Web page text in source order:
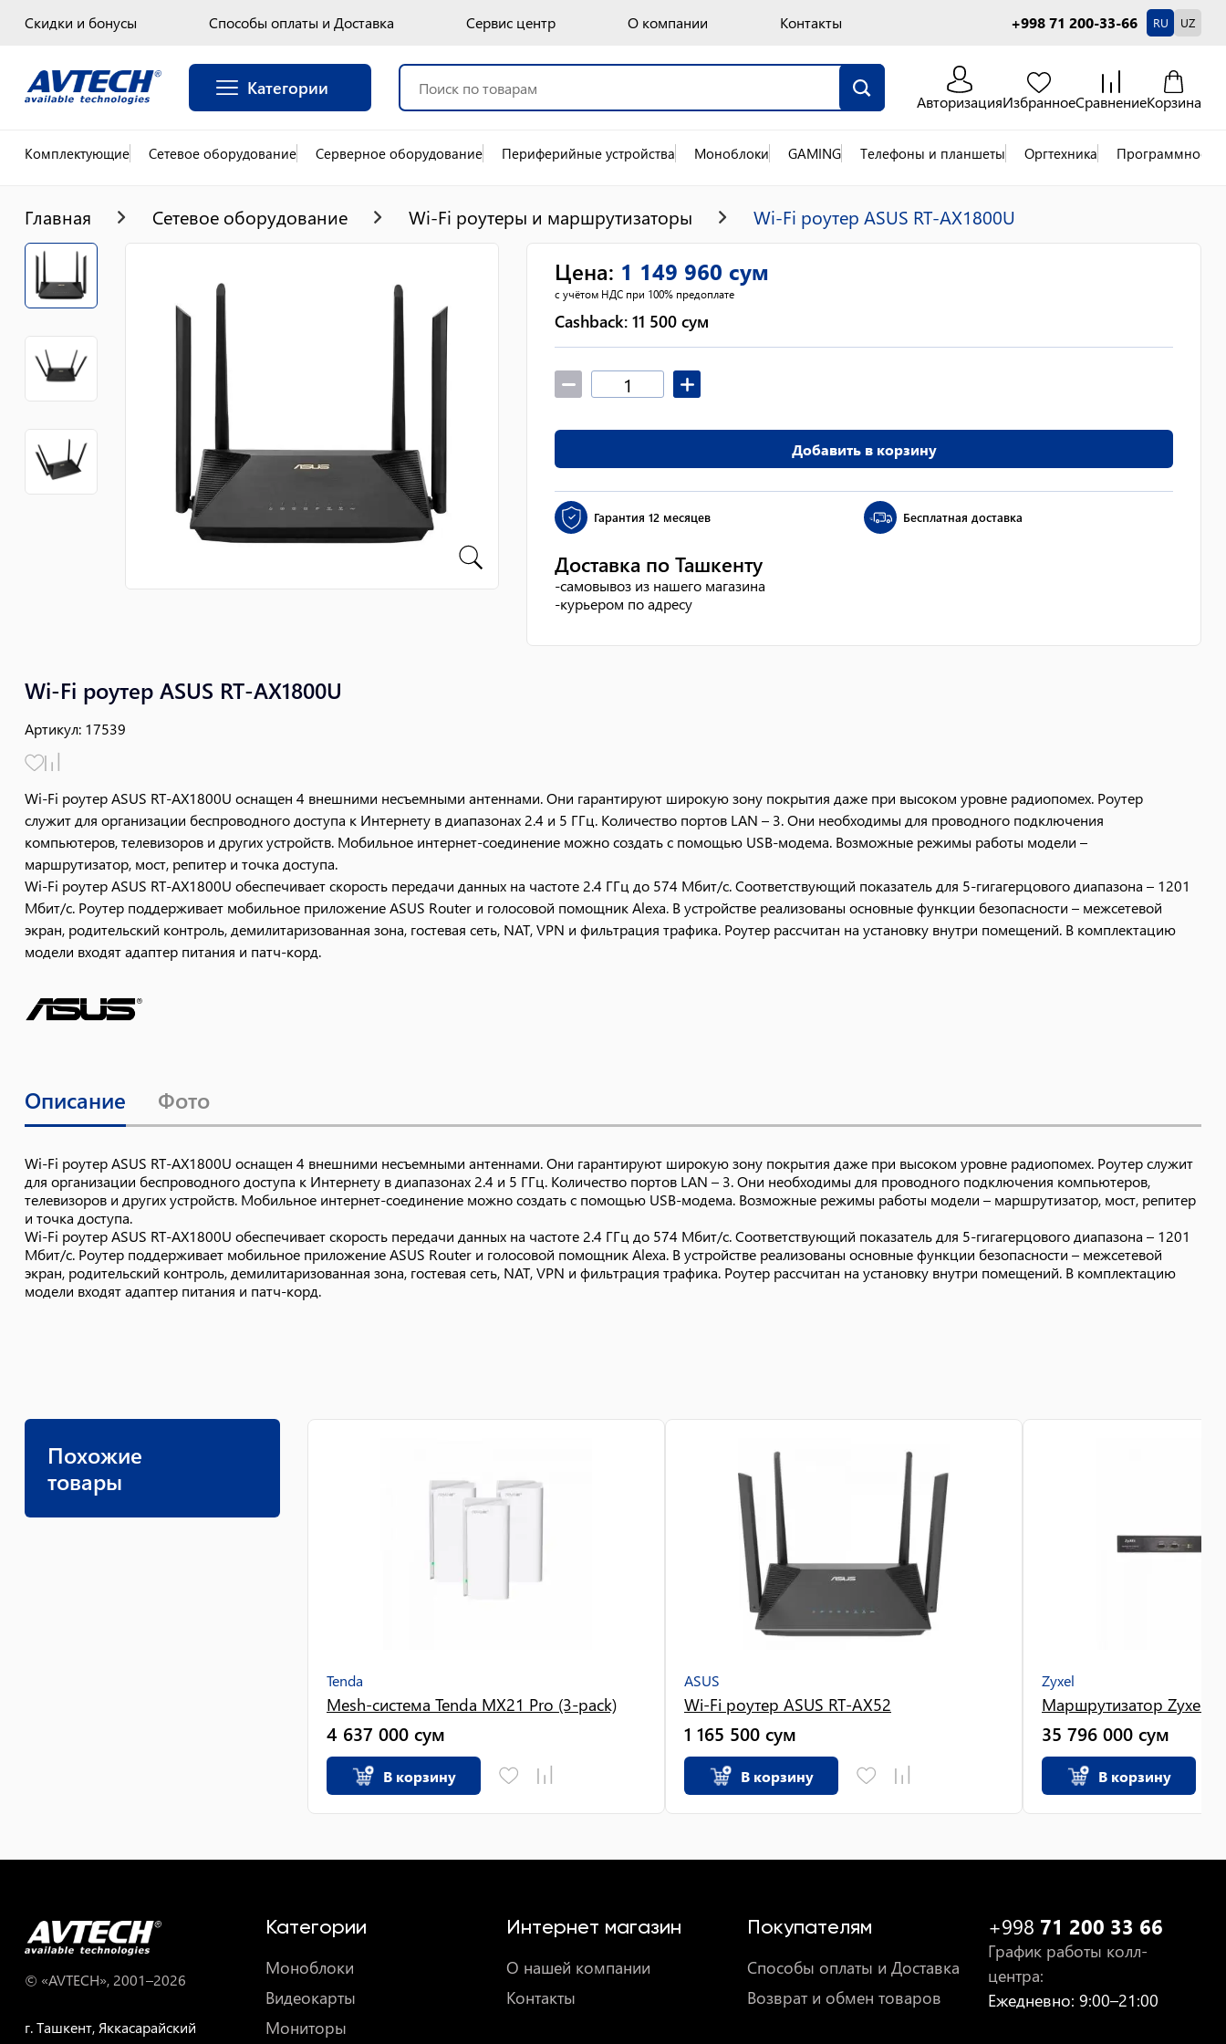
Скидки и бонусы Способы оплаты и Доставка Сервис центр О компании Контакты +998 71 200-33-66 RU UZ
Категории
АвторизацияИзбранноеСравнениеКорзина
Комплектующие Сетевое оборудование Серверное оборудование Периферийные устройства Моноблоки GAMING Телефоны и планшеты Оргтехника Программное
Главная Сетевое оборудование Wi-Fi роутеры и маршрутизаторы Wi-Fi роутер ASUS RT-AX1800U
Wi-Fi роутер ASUS RT-AX1800U
Артикул: 17539
Wi-Fi роутер ASUS RT-AX1800U оснащен 4 внешними несъемными антеннами. Они гарантируют широкую зону покрытия даже при высоком уровне радиопомех. Роутер
служит для организации беспроводного доступа к Интернету в диапазонах 2.4 и 5 ГГц. Количество портов LAN – 3. Они необходимы для проводного подключения
компьютеров, телевизоров и других устройств. Мобильное интернет-соединение можно создать с помощью USB-модема. Возможные режимы работы модели –
маршрутизатор, мост, репитер и точка доступа.
Wi-Fi роутер ASUS RT-AX1800U обеспечивает скорость передачи данных на частоте 2.4 ГГц до 574 Мбит/с. Соответствующий показатель для 5-гигагерцового диапазона – 1201
Мбит/с. Роутер поддерживает мобильное приложение ASUS Router и голосовой помощник Alexa. В устройстве реализованы основные функции безопасности – межсетевой
экран, родительский контроль, демилитаризованная зона, гостевая сеть, NAT, VPN и фильтрация трафика. Роутер рассчитан на установку внутри помещений. В комплектацию
модели входят адаптер питания и патч-корд.
Цена: 1 149 960 сум
с учётом НДС при 100% предоплате
Cashback: 11 500 сум
Добавить в корзину
Гарантия 12 месяцев Бесплатная доставка
Доставка по Ташкенту
-самовывоз из нашего магазина
-курьером по адресу
Описание Фото
Wi-Fi роутер ASUS RT-AX1800U оснащен 4 внешними несъемными антеннами. Они гарантируют широкую зону покрытия даже при высоком уровне радиопомех. Роутер служит
для организации беспроводного доступа к Интернету в диапазонах 2.4 и 5 ГГц. Количество портов LAN – 3. Они необходимы для проводного подключения компьютеров,
телевизоров и других устройств. Мобильное интернет-соединение можно создать с помощью USB-модема. Возможные режимы работы модели – маршрутизатор, мост, репитер
и точка доступа.
Wi-Fi роутер ASUS RT-AX1800U обеспечивает скорость передачи данных на частоте 2.4 ГГц до 574 Мбит/с. Соответствующий показатель для 5-гигагерцового диапазона – 1201
Мбит/с. Роутер поддерживает мобильное приложение ASUS Router и голосовой помощник Alexa. В устройстве реализованы основные функции безопасности – межсетевой
экран, родительский контроль, демилитаризованная зона, гостевая сеть, NAT, VPN и фильтрация трафика. Роутер рассчитан на установку внутри помещений. В комплектацию
модели входят адаптер питания и патч-корд.
Похожие
товары
Tenda
Mesh-система Tenda MX21 Pro (3-pack)
4 637 000 сум
В корзину
ASUS
Wi-Fi роутер ASUS RT-AX52
1 165 500 сум
В корзину
Zyxel
Маршрутизатор Zyxel
35 796 000 сум
В корзину
© «AVTECH», 2001–2026
г. Ташкент, Яккасарайский
Категории
Моноблоки
Видеокарты
Мониторы
Интернет магазин
О нашей компании
Контакты
Покупателям
Способы оплаты и Доставка
Возврат и обмен товаров
+998 71 200 33 66
График работы колл-
центра:
Ежедневно: 9:00–21:00